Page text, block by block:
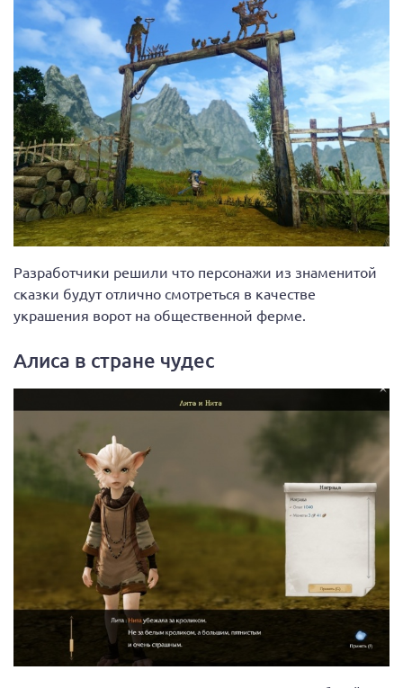
Разработчики решили что персонажи из знаменитой
сказки будут отлично смотреться в качестве
украшения ворот на общественной ферме.
Алиса в стране чудес